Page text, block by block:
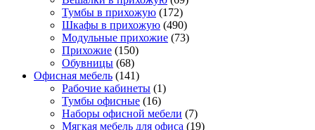
Тумбы в прихожую (172)
Шкафы в прихожую (490)
Модульные прихожие (73)
Прихожие (150)
Обувницы (68)
Офисная мебель (141)
Рабочие кабинеты (1)
Тумбы офисные (16)
Наборы офисной мебели (7)
Мягкая мебель для офиса (19)